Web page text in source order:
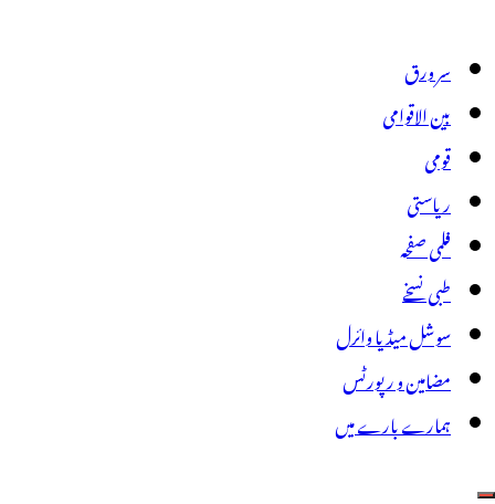
سر ورق
بین الاقوامی
قومی
ریاستی
فلمی صفحہ
طبی نسخے
سوشل میڈیا وائرل
مضامین و رپورٹس
ہمارے بارے میں